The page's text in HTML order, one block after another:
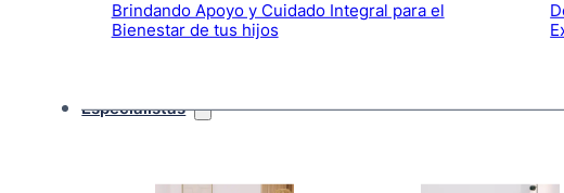
Brindando Apoyo y Cuidado Integral para el
Bienestar de tus hijos
Especialistas